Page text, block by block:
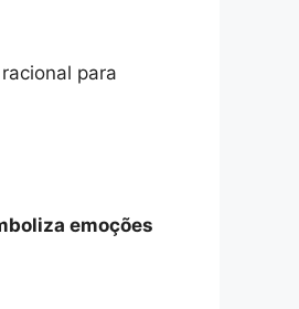
para
emoções